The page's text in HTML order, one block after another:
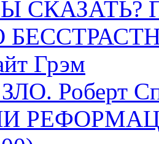
СКАЗАТЬ?
Грэм
Роберт